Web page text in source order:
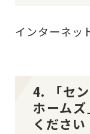
インターネッ
4. 「セ
ホーム
ください